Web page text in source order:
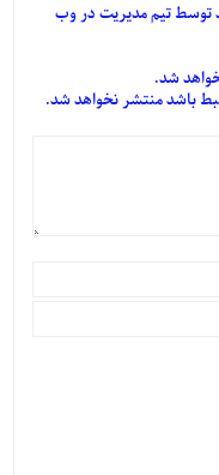
توسط تیم مدیریت در وب
شد.
باشد منتشر نخواهد شد.